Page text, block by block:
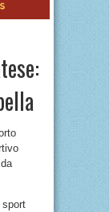
sport